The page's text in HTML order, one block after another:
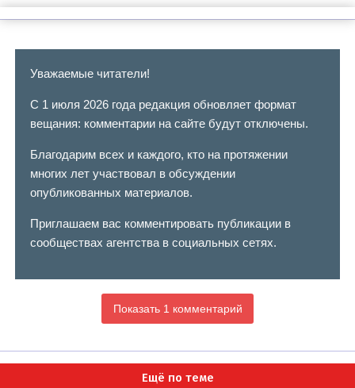
Уважаемые читатели!
С 1 июля 2026 года редакция обновляет формат
вещания: комментарии на сайте будут отключены.
Благодарим всех и каждого, кто на протяжении
многих лет участвовал в обсуждении
опубликованных материалов.
Приглашаем вас комментировать публикации в
сообществах агентства в социальных сетях.
Показать 1 комментарий
Ещё по теме